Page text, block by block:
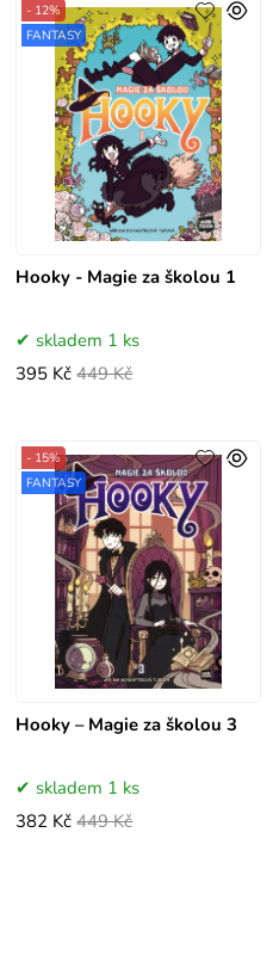
Hooky - Magie za školou 1
- 12%
FANTASY
skladem 1 ks
395 Kč 449 Kč
Hooky – Magie za školou 3
- 15%
FANTASY
skladem 1 ks
382 Kč 449 Kč